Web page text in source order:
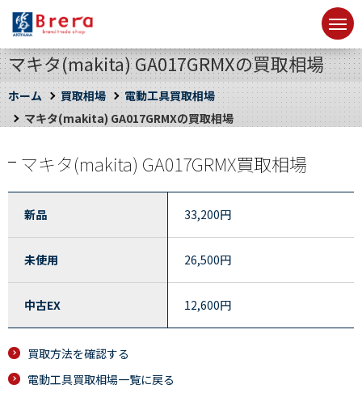
マキタ(makita) GA017GRMXの買取相場
ホーム 買取相場
電動工具買取相場
マキタ(makita) GA017GRMXの買取相場
マキタ(makita) GA017GRMX買取相場
新品 33,200円
未使用 26,500円
中古EX 12,600円
買取方法を確認する
電動工具買取相場一覧に戻る